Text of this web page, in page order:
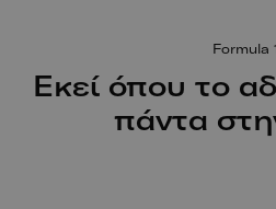
Εκεί όπου το
πάντα
Formula